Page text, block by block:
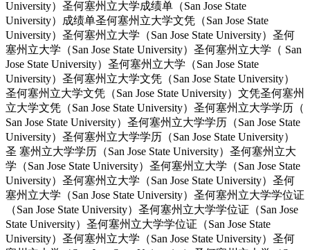
University）圣何塞州立大学成绩单（San Jose State
University）成绩单圣何塞州立大学文凭（San Jose State
University）圣何塞州立大学（San Jose State University）圣何
塞州立大学（San Jose State University）圣何塞州立大学（ San
Jose State University）圣何塞州立大学（San Jose State
University）圣何塞州立大学文凭（San Jose State University）
圣何塞州立大学文凭（San Jose State University）文凭圣何塞州
立大学文凭（San Jose State University）圣何塞州立大学学历（
San Jose State University）圣何塞州立大学学历（San Jose State
University）圣何塞州立大学学历（San Jose State University）
圣 塞州立大学学历（San Jose State University）圣何塞州立大
学（San Jose State University）圣何塞州立大学（San Jose State
University）圣何塞州立大学（San Jose State University）圣何
塞州立大学（San Jose State University）圣何塞州立大学学位证
（San Jose State University）圣何塞州立大学学位证（San Jose
State University）圣何塞州立大学学位证（San Jose State
University）圣何塞州立大学（San Jose State University）圣何